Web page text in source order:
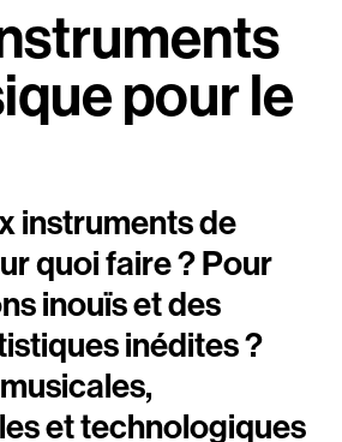
pour le
instruments de
quoi faire ? Pour
inouïs et des
inédites ?
et technologiques
et signalement